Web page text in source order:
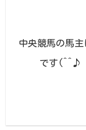
中央競馬の馬
です(^^♪